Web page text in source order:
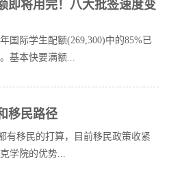
即将用完！八大批签速度变
国际学生配额(269,300)中的85%已
基本快要满额...
移民路径
有移民的打算，目前移民政策收紧
学院的优势...